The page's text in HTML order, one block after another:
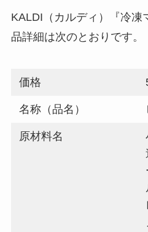
KALDI（カルディ）『冷凍
品詳細は次のとおりです。
価格
名称（品名）
原材料名